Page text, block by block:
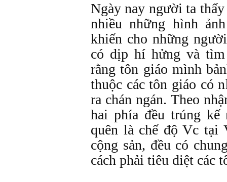
Ngày nay người ta
nhiều những hình
khiến cho những
có dịp hí hửng và
rằng tôn giáo mình
thuộc các tôn giáo có
ra chán ngán. Theo
hai phía đều trúng
quên là chế độ Vc tại
cộng sản, đều có
cách phải tiêu diệt các